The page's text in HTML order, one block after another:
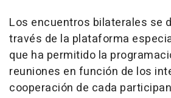
Los encuentros bilaterales se
través de la plataforma
que ha permitido la
reuniones en función de los
cooperación de cada